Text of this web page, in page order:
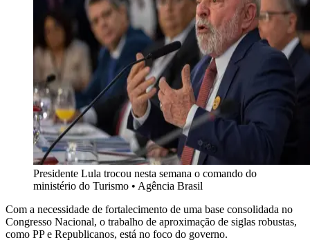
Presidente Lula trocou nesta semana o comando do
ministério do Turismo • Agência Brasil
Com a necessidade de fortalecimento de uma base consolidada no
Congresso Nacional, o trabalho de aproximação de siglas robustas,
como PP e Republicanos, está no foco do governo.